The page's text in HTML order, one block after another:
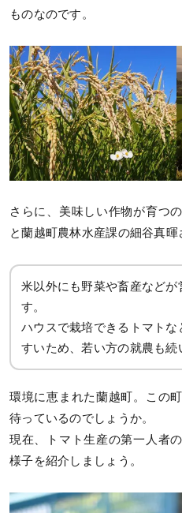
ものなのです。
さらに、美味しい作物が育つ
と蘭越町農林水産課の細谷真暉
米以外にも野菜や畜産などが
す。
ハウスで栽培できるトマトな
すいため、若い方の就農も続
環境に恵まれた蘭越町。この
待っているのでしょうか。
現在、トマト生産の第一人者
様子を紹介しましょう。